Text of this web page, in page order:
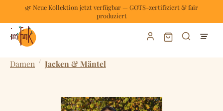
Zum Hauptinhalt springen
🌿 Neue Kollektion jetzt verfügbar — GOTS-zertifiziert & fair
produziert
Warenkorb
Damen / Jacken & Mäntel
Bildergalerie überspringen